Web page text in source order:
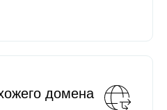
домена